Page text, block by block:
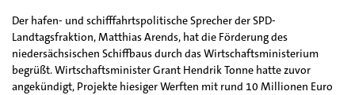
Der hafen- und schifffahrtspolitische Sprecher der SPD-
Landtagsfraktion, Matthias Arends, hat die Förderung des
niedersächsischen Schiffbaus durch das Wirtschaftsministerium
begrüßt. Wirtschaftsminister Grant Hendrik Tonne hatte zuvor
angekündigt, Projekte hiesiger Werften mit rund 10 Millionen Euro